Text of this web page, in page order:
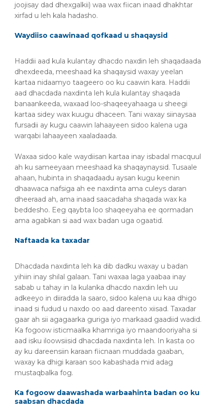
joojisay dad dhexgalkii) waa wax fiican inaad dhakhtar
xirfad u leh kala hadasho.
Waydiiso caawinaad qofkaad u shaqaysid
Haddii aad kula kulantay dhacdo naxdin leh shaqadaada
dhexdeeda, meeshaad ka shaqaysid waxay yeelan
kartaa nidaamyo taageero oo ku caawin kara. Haddii
aad dhacdada naxdinta leh kula kulantay shaqada
banaankeeda, waxaad loo-shaqeeyahaaga u sheegi
kartaa sidey wax kuugu dhaceen. Tani waxay siinaysaa
fursadii ay kugu caawin lahaayeen sidoo kalena uga
warqabi lahaayeen xaaladaada.
Waxaa sidoo kale waydiisan kartaa inay isbadal macquul
ah ku sameeyaan meeshaad ka shaqaynaysid. Tusaale
ahaan, hubinta in shaqadaadu aysan kugu keenin
dhaawaca nafsiga ah ee naxdinta ama culeys daran
dheeraad ah, ama inaad saacadaha shaqada wax ka
beddesho. Eeg qaybta loo shaqeeyaha ee qormadan
ama agabkan si aad wax badan uga ogaatid.
Naftaada ka taxadar
Dhacdada naxdinta leh ka dib dadku waxay u badan
yihiin inay shilal galaan. Tani waxaa laga yaabaa inay
sabab u tahay in la kulanka dhacdo naxdin leh uu
adkeeyo in diiradda la saaro, sidoo kalena uu kaa dhigo
inaad si fudud u naxdo oo aad dareento xiisad. Taxadar
gaar ah sii agagaarka guriga iyo markaad gaadiid wadid.
Ka fogoow isticmaalka khamriga iyo maandooriyaha si
aad isku iloowsiisid dhacdada naxdinta leh. In kasta oo
ay ku dareensiin karaan fiicnaan muddada gaaban,
waxay ka dhigi karaan soo kabashada mid adag
mustaqbalka fog.
Ka fogoow daawashada warbaahinta badan oo ku
saabsan dhacdada